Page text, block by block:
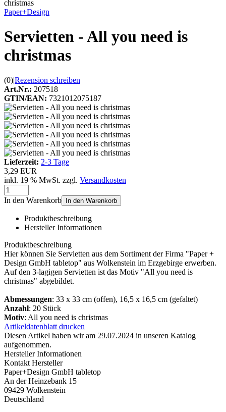
christmas
Paper+Design
Servietten - All you need is
christmas
(0)|Rezension schreiben
Art.Nr.: 207518
GTIN/EAN: 7321012075187
Lieferzeit: 2-3 Tage
3,29 EUR
inkl. 19 % MwSt. zzgl. Versandkosten
In den Warenkorb In den Warenkorb
Produktbeschreibung
Hersteller Informationen
Produktbeschreibung
Hier können Sie Servietten aus dem Sortiment der Firma "Paper +
Design GmbH tabletop" aus Wolkenstein im Erzgebirge erwerben.
Auf den 3-lagigen Servietten ist das Motiv "All you need is
christmas" abgebildet.
Abmessungen: 33 x 33 cm (offen), 16,5 x 16,5 cm (gefaltet)
Anzahl: 20 Stück
Motiv: All you need is christmas
Artikeldatenblatt drucken
Diesen Artikel haben wir am 29.07.2024 in unseren Katalog
aufgenommen.
Hersteller Informationen
Kontakt Hersteller
Paper+Design GmbH tabletop
An der Heinzebank 15
09429 Wolkenstein
Deutschland